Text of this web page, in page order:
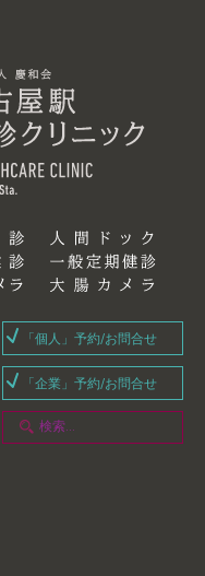
「個人」予約/お問合せ
「企業」予約/お問合せ